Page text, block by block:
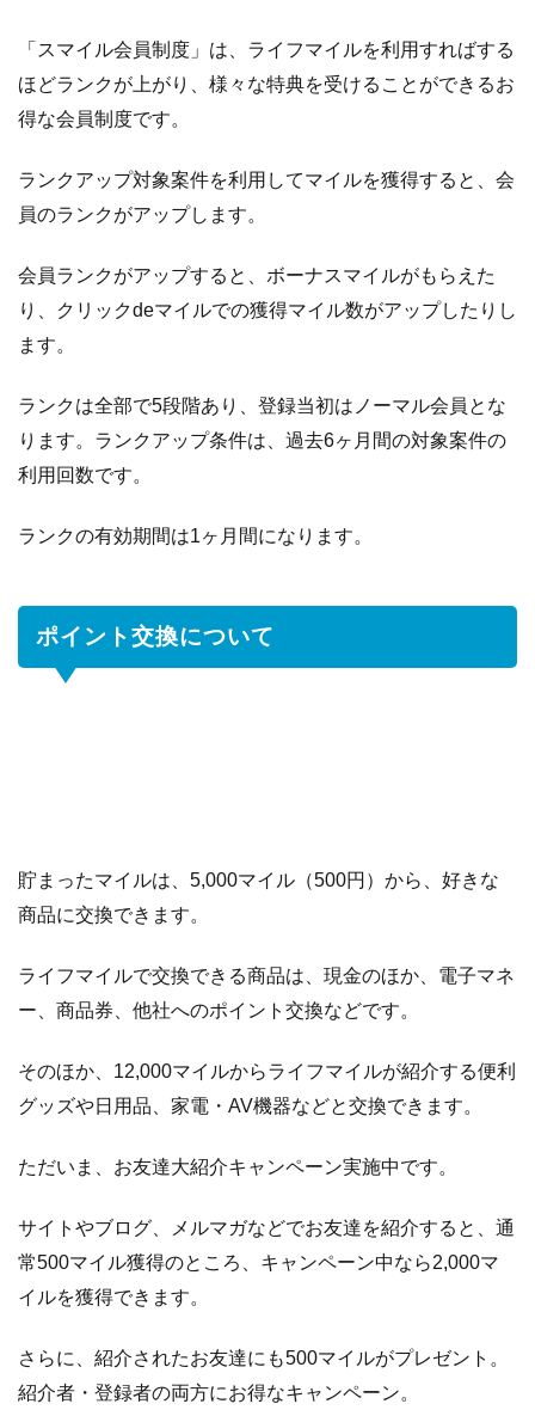
「スマイル会員制度」は、ライフマイルを利用すればする
ほどランクが上がり、様々な特典を受けることができるお
得な会員制度です。
ランクアップ対象案件を利用してマイルを獲得すると、会
員のランクがアップします。
会員ランクがアップすると、ボーナスマイルがもらえた
り、クリックdeマイルでの獲得マイル数がアップしたりし
ます。
ランクは全部で5段階あり、登録当初はノーマル会員とな
ります。ランクアップ条件は、過去6ヶ月間の対象案件の
利用回数です。
ランクの有効期間は1ヶ月間になります。
ポイント交換について
貯まったマイルは、5,000マイル（500円）から、好きな
商品に交換できます。
ライフマイルで交換できる商品は、現金のほか、電子マネ
ー、商品券、他社へのポイント交換などです。
そのほか、12,000マイルからライフマイルが紹介する便利
グッズや日用品、家電・AV機器などと交換できます。
ただいま、お友達大紹介キャンペーン実施中です。
サイトやブログ、メルマガなどでお友達を紹介すると、通
常500マイル獲得のところ、キャンペーン中なら2,000マ
イルを獲得できます。
さらに、紹介されたお友達にも500マイルがプレゼント。
紹介者・登録者の両方にお得なキャンペーン。